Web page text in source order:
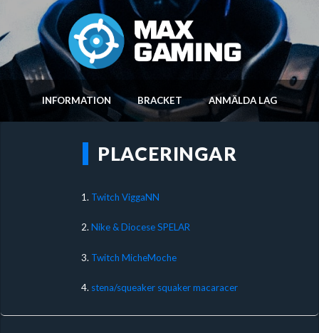
INFORMATION BRACKET ANMÄLDA LAG
PLACERINGAR
1. Twitch ViggaNN
2.Nike & Diocese SPELAR
3. Twitch MicheMoche
4. stena/squeaker squaker macaracer